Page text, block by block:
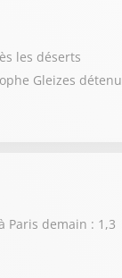
les déserts
Gleizes détenu
Paris demain : 1,3